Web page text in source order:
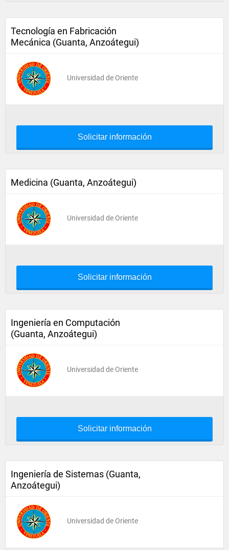
Tecnología en Fabricación
Mecánica (Guanta, Anzoátegui)
Universidad de Oriente
Solicitar información
Medicina (Guanta, Anzoátegui)
Universidad de Oriente
Solicitar información
Ingeniería en Computación
(Guanta, Anzoátegui)
Universidad de Oriente
Solicitar información
Ingeniería de Sistemas (Guanta,
Anzoátegui)
Universidad de Oriente